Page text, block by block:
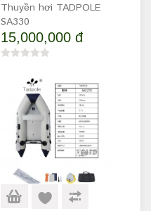
Thuyền hơi TADPOLE
SA330
15,000,000 đ